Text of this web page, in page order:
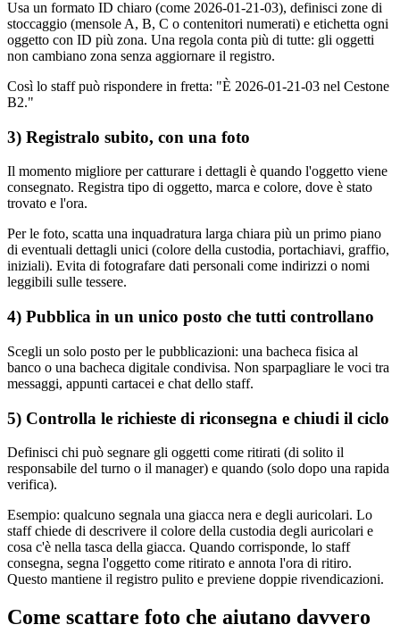
Usa un formato ID chiaro (come 2026-01-21-03), definisci zone di
stoccaggio (mensole A, B, C o contenitori numerati) e etichetta ogni
oggetto con ID più zona. Una regola conta più di tutte: gli oggetti
non cambiano zona senza aggiornare il registro.
Così lo staff può rispondere in fretta: "È 2026-01-21-03 nel Cestone
B2."
3) Registralo subito, con una foto
Il momento migliore per catturare i dettagli è quando l'oggetto viene
consegnato. Registra tipo di oggetto, marca e colore, dove è stato
trovato e l'ora.
Per le foto, scatta una inquadratura larga chiara più un primo piano
di eventuali dettagli unici (colore della custodia, portachiavi, graffio,
iniziali). Evita di fotografare dati personali come indirizzi o nomi
leggibili sulle tessere.
4) Pubblica in un unico posto che tutti controllano
Scegli un solo posto per le pubblicazioni: una bacheca fisica al
banco o una bacheca digitale condivisa. Non sparpagliare le voci tra
messaggi, appunti cartacei e chat dello staff.
5) Controlla le richieste di riconsegna e chiudi il ciclo
Definisci chi può segnare gli oggetti come ritirati (di solito il
responsabile del turno o il manager) e quando (solo dopo una rapida
verifica).
Esempio: qualcuno segnala una giacca nera e degli auricolari. Lo
staff chiede di descrivere il colore della custodia degli auricolari e
cosa c'è nella tasca della giacca. Quando corrisponde, lo staff
consegna, segna l'oggetto come ritirato e annota l'ora di ritiro.
Questo mantiene il registro pulito e previene doppie rivendicazioni.
Come scattare foto che aiutano davvero